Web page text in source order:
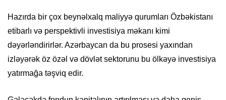
Hazırda bir çox beynəlxalq maliyyə qurumları Özbəkistanı
etibarlı və perspektivli investisiya məkanı kimi
dəyərləndirirlər. Azərbaycan da bu prosesi yaxından
izləyərək öz özəl və dövlət sektorunu bu ölkəyə investisiya
yatırmağa təşviq edir.